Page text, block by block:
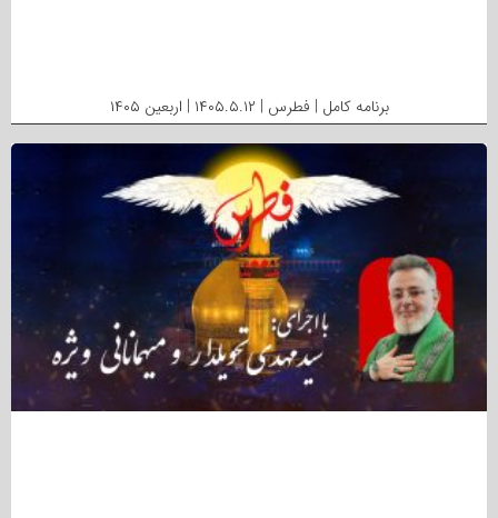
برنامه کامل | فطرس | ۱۴۰۵.۵.۱۲ | اربعین ۱۴۰۵